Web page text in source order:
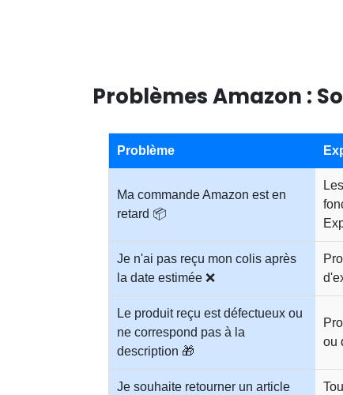
Problèmes Amazon :
Problème
Ma commande Amazon est en
retard 📦
Je n'ai pas reçu mon colis après
la date estimée ❌
Le produit reçu est défectueux ou
ne correspond pas à la
description 🎁
ou
Je souhaite retourner un article